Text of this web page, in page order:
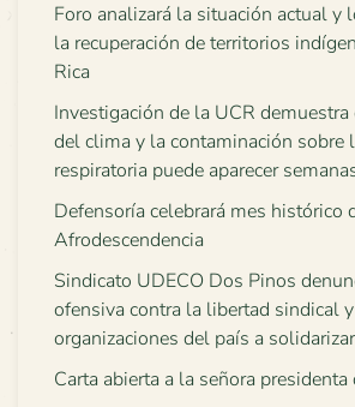
Foro analizará la situación actual y
la recuperación de territorios
Rica
Investigación de la UCR
del clima y la contaminación sobre
respiratoria puede aparecer
Defensoría celebrará mes histórico
Afrodescendencia
Sindicato UDECO Dos Pinos
ofensiva contra la libertad sindical
organizaciones del país a
Carta abierta a la señora